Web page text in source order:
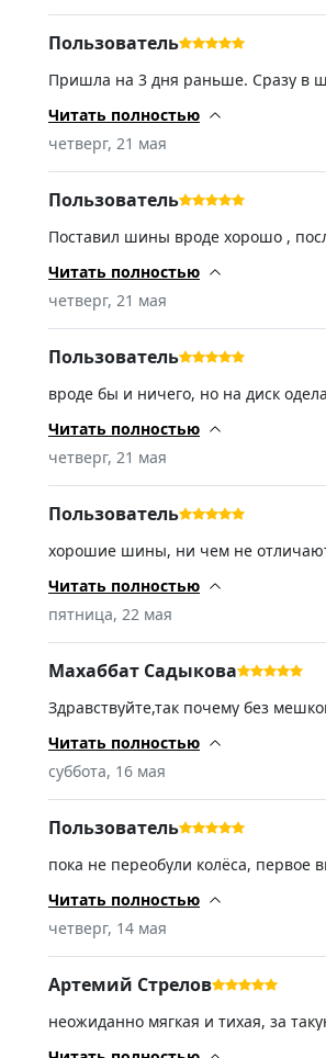
Пользователь
Пришла на 3 дня раньше. Сразу в
Читать полностью
четверг, 21 мая
Пользователь
Поставил шины вроде хорошо ,
все меняют в эти же сроки в
Читать полностью
четверг, 21 мая
Пользователь
вроде бы и ничего, но на диск
Читать полностью
четверг, 21 мая
Пользователь
хорошие шины, ни чем не
Читать полностью
пятница, 22 мая
Махаббат Садыкова
Здравствуйте,так почему без
Читать полностью
суббота, 16 мая
Пользователь
пока не переобули колёса, первое
Читать полностью
четверг, 14 мая
Артемий Стрелов
неожиданно мягкая и тихая, за